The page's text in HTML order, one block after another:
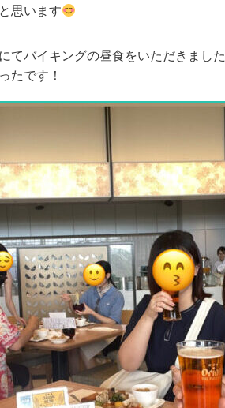
思います
てバイキングの昼食をいただきました
たです！